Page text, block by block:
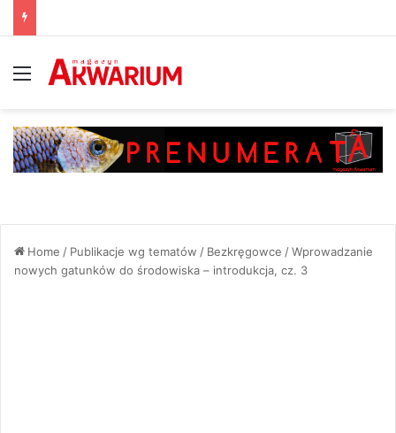
Menu
Home / Publikacje wg tematów / Bezkręgowce /Wprowadzanie
nowych gatunków do środowiska – introdukcja, cz. 3